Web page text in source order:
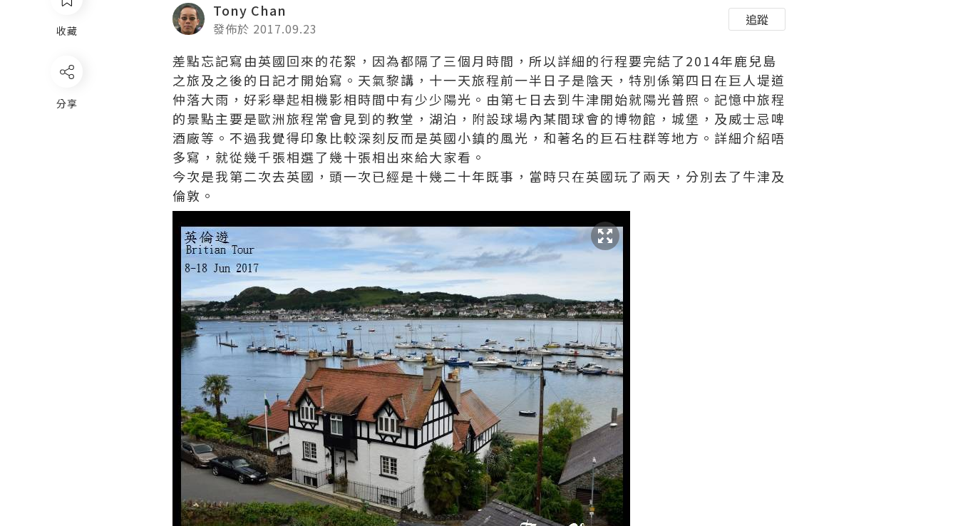
收藏
分享
Tony Chan
發佈於 2017.09.23
追蹤
差點忘記寫由英國回來的花絮，因為都隔了三個月時間，所以詳細的行程要完結了2014年鹿兒島
之旅及之後的日記才開始寫。天氣黎講，十一天旅程前一半日子是陰天，特別係第四日在巨人堤道
仲落大雨，好彩舉起相機影相時間中有少少陽光。由第七日去到牛津開始就陽光普照。記憶中旅程
的景點主要是歐洲旅程常會見到的教堂，湖泊，附設球場內某間球會的博物館，城堡，及威士忌啤
酒廠等。不過我覺得印象比較深刻反而是英國小鎮的風光，和著名的巨石柱群等地方。詳細介紹唔
多寫，就從幾千張相選了幾十張相出來給大家看。
今次是我第二次去英國，頭一次已經是十幾二十年既事，當時只在英國玩了兩天，分別去了牛津及
倫敦。